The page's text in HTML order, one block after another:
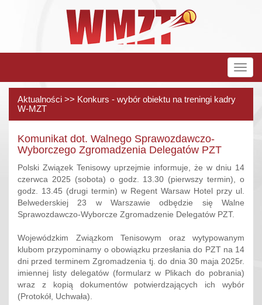
Aktualności >> Konkurs - wybór obiektu na treningi kadry
W-MZT
Komunikat dot. Walnego Sprawozdawczo-
Wyborczego Zgromadzenia Delegatów PZT
Polski Związek Tenisowy uprzejmie informuje, że w dniu 14
czerwca 2025 (sobota) o godz. 13.30 (pierwszy termin), o
godz. 13.45 (drugi termin) w Regent Warsaw Hotel przy ul.
Belwederskiej 23 w Warszawie odbędzie się Walne
Sprawozdawczo-Wyborcze Zgromadzenie Delegatów PZT.
Wojewódzkim Związkom Tenisowym oraz wytypowanym
klubom przypominamy o obowiązku przesłania do PZT na 14
dni przed terminem Zgromadzenia tj. do dnia 30 maja 2025r.
imiennej listy delegatów (formularz w Plikach do pobrania)
wraz z kopią dokumentów potwierdzających ich wybór
(Protokół, Uchwała).